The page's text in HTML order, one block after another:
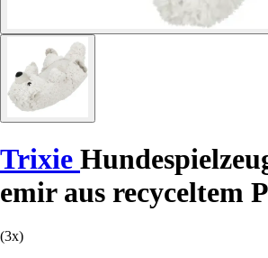
Trixie
emir aus recyceltem
(3x)